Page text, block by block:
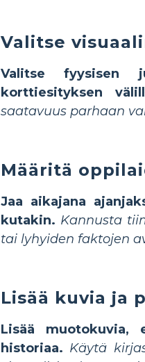
Valitse
Valitse fyysisen
korttiesityksen
saatavuus parhaan
Määritä
Jaa aikajana
kutakin. Kannusta
tai lyhyiden faktojen
Lisää kuvia ja
Lisää muotokuvia,
historiaa. Käytä